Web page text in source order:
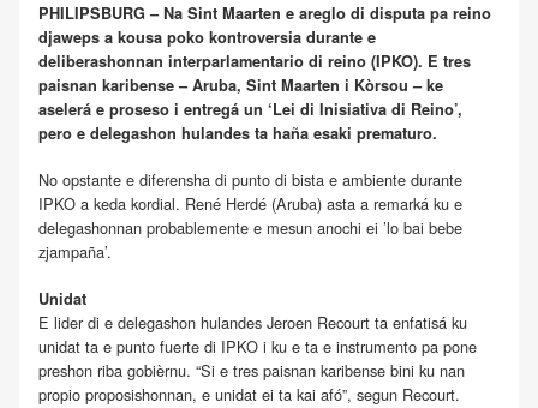
PHILIPSBURG – Na Sint Maarten e areglo di disputa pa reino
djaweps a kousa poko kontroversia durante e
deliberashonnan interparlamentario di reino (IPKO). E tres
paisnan karibense – Aruba, Sint Maarten i Kòrsou – ke
aselerá e proseso i entregá un ‘Lei di Inisiativa di Reino’,
pero e delegashon hulandes ta haña esaki prematuro.
No opstante e diferensha di punto di bista e ambiente durante
IPKO a keda kordial. René Herdé (Aruba) asta a remarká ku e
delegashonnan probablemente e mesun anochi ei ’lo bai bebe
zjampaña’.
Unidat
E lider di e delegashon hulandes Jeroen Recourt ta enfatisá ku
unidat ta e punto fuerte di IPKO i ku e ta e instrumento pa pone
preshon riba gobièrnu. “Si e tres paisnan karibense bini ku nan
propio proposishonnan, e unidat ei ta kai afó”, segun Recourt.